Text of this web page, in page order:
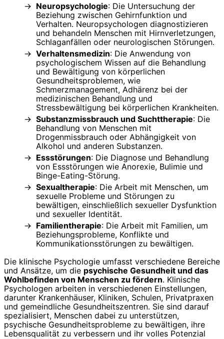
Neuropsychologie: Die Untersuchung der
Beziehung zwischen Gehirnfunktion und
Verhalten. Neuropsychologen diagnostizieren
und behandeln Menschen mit Hirnverletzungen,
Schlaganfällen oder neurologischen Störungen.
Verhaltensmedizin: Die Anwendung von
psychologischem Wissen auf die Behandlung
und Bewältigung von körperlichen
Gesundheitsproblemen, wie
Schmerzmanagement, Adhärenz bei der
medizinischen Behandlung und
Stressbewältigung bei körperlichen Krankheiten.
Substanzmissbrauch und Suchttherapie: Die
Behandlung von Menschen mit
Drogenmissbrauch oder Abhängigkeit von
Alkohol und anderen Substanzen.
Essstörungen: Die Diagnose und Behandlung
von Essstörungen wie Anorexie, Bulimie und
Binge-Eating-Störung.
Sexualtherapie: Die Arbeit mit Menschen, um
sexuelle Probleme und Störungen zu
bewältigen, einschließlich sexueller Dysfunktion
und sexueller Identität.
Familientherapie: Die Arbeit mit Familien, um
Beziehungsprobleme, Konflikte und
Kommunikationsstörungen zu bewältigen.
Die klinische Psychologie umfasst verschiedene Bereiche
und Ansätze, um die psychische Gesundheit und das
Wohlbefinden von Menschen zu fördern. Klinische
Psychologen arbeiten in verschiedenen Einstellungen,
darunter Krankenhäuser, Kliniken, Schulen, Privatpraxen
und gemeindliche Gesundheitszentren. Sie sind darauf
spezialisiert, Menschen dabei zu unterstützen,
psychische Gesundheitsprobleme zu bewältigen, ihre
Lebensqualität zu verbessern und ihr volles Potenzial